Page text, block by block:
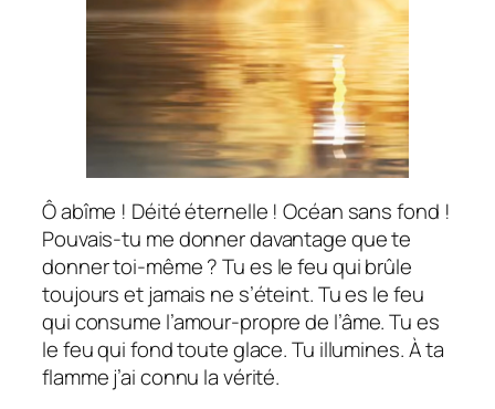
Ô abîme ! Déité éternelle ! Océan sans fond !
Pouvais-tu me donner davantage que te
donner toi-même ? Tu es le feu qui brûle
toujours et jamais ne s’éteint. Tu es le feu
qui consume l’amour-propre de l’âme. Tu es
le feu qui fond toute glace. Tu illumines. À ta
flamme j’ai connu la vérité.